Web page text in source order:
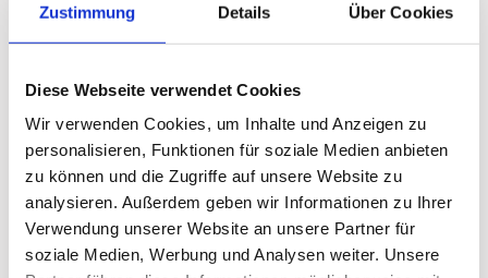
Zustimmung Details Über Cookies
Diese Webseite verwendet Cookies
Wir verwenden Cookies, um Inhalte und Anzeigen zu
personalisieren, Funktionen für soziale Medien anbieten
zu können und die Zugriffe auf unsere Website zu
analysieren. Außerdem geben wir Informationen zu Ihrer
Verwendung unserer Website an unsere Partner für
soziale Medien, Werbung und Analysen weiter. Unsere
Apotheke mit Herz
Sie kennen uns, wir kennen Sie – das funktioniert!
Kooperationen
Um Sie bestmöglich zu versorgen, arbeiten wir in